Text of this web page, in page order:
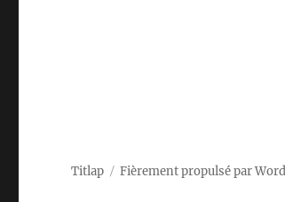
Titlap Fièrement propulsé par